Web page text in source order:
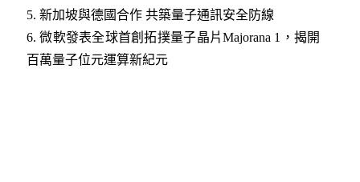
5. 新加坡與德國合作 共築量子通訊安全防線
6.微軟發表全球首創拓撲量子晶片Majorana 1，揭開
百萬量子位元運算新紀元